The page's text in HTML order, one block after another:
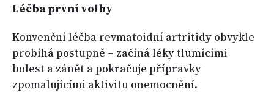
Léčba první volby
Konvenční léčba revmatoidní artritidy obvykle
probíhá postupně – začíná léky tlumícími
bolest a zánět a pokračuje přípravky
zpomalujícími aktivitu onemocnění.